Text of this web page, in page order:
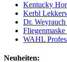
Kentucky
Kerbl
Dr.
WAHL
Neuheiten: